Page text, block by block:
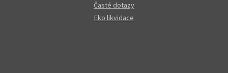
Časté dotazy
Eko likvidace